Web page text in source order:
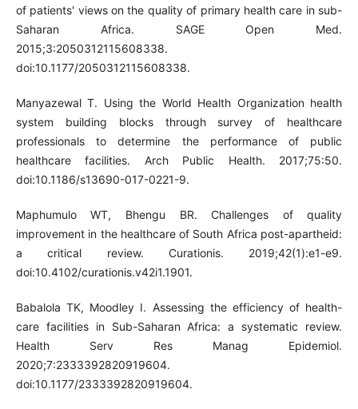
of patients' views on the quality of primary health care in sub-
Saharan Africa. SAGE Open Med.
2015;3:2050312115608338.
doi:10.1177/2050312115608338.
Manyazewal T. Using the World Health Organization health
system building blocks through survey of healthcare
professionals to determine the performance of public
healthcare facilities. Arch Public Health. 2017;75:50.
doi:10.1186/s13690-017-0221-9.
Maphumulo WT, Bhengu BR. Challenges of quality
improvement in the healthcare of South Africa post-apartheid:
a critical review. Curationis. 2019;42(1):e1-e9.
doi:10.4102/curationis.v42i1.1901.
Babalola TK, Moodley I. Assessing the efficiency of health-
care facilities in Sub-Saharan Africa: a systematic review.
Health Serv Res Manag Epidemiol.
2020;7:2333392820919604.
doi:10.1177/2333392820919604.